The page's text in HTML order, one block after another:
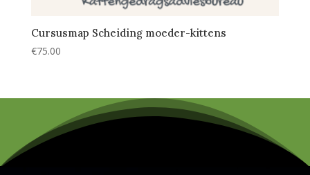
Cursusmap Scheiding moeder-kittens
€75.00